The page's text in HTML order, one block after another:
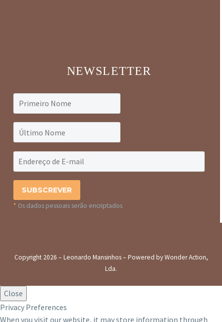
NEWSLETTER
* Os dados pessoais serão encriptados
Copyright 2026 – Leonardo Mansinhos – Powered by Wonder Action,
Lda.
Close
Privacy Preferences
When you visit our website, it may store information through